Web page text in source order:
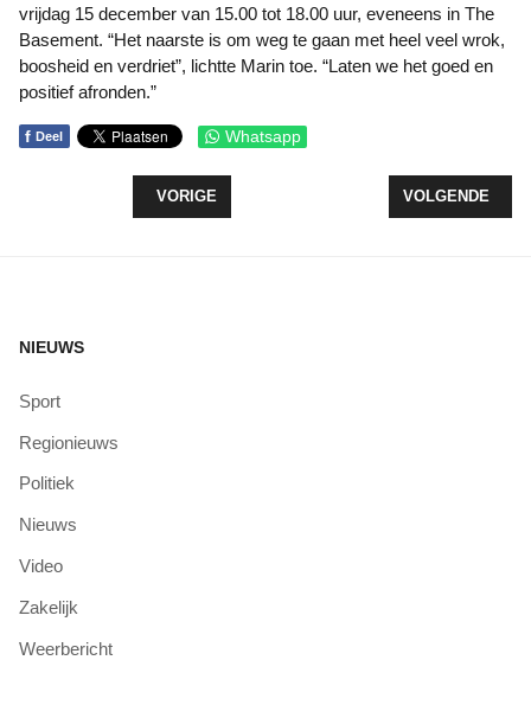
vrijdag 15 december van 15.00 tot 18.00 uur, eveneens in The
Basement. “Het naarste is om weg te gaan met heel veel wrok,
boosheid en verdriet”, lichtte Marin toe. “Laten we het goed en
positief afronden.”
f Deel Whatsapp
VORIG ARTIKEL: GEZELLIGHEID BIJ WINTERFAIR
VORIGE VOLGENDE
VOLGENDE
NIEUWS
Sport
Regionieuws
Politiek
Nieuws
Video
Zakelijk
Weerbericht